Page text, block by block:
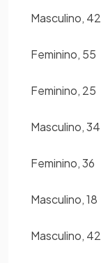
Masculino, 42
Feminino, 55
Feminino, 25
Masculino, 34
Feminino, 36
Masculino, 18
Masculino, 42